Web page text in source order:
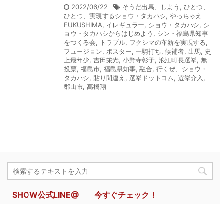
2022/06/22 そうだ出馬、しよう , ひとつ、
ひとつ、実現するショウ・タカハシ, やっちゃえ
FUKUSHIMA, イレギュラー, ショウ・タカハシ, シ
ョウ・タカハシからはじめよう , シン・福島県知事
をつくる会, トラブル, フクシマの革新を実現する,
フュージョン, ポスター, 一騎打ち, 候補者, 出馬, 史
上最年少, 吉田栄光, 小野寺彰子, 浪江町長選挙, 無
投票, 福島市, 福島県知事, 融合, 行くぜ、ショウ・
タカハシ, 貼り間違え , 選挙ドットコム, 選挙介入 ,
郡山市, 髙橋翔
SHOW公式LINE@ 今すぐチェック！